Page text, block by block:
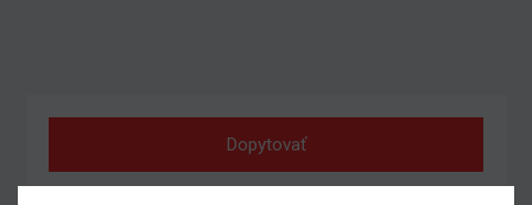
Dopytovať